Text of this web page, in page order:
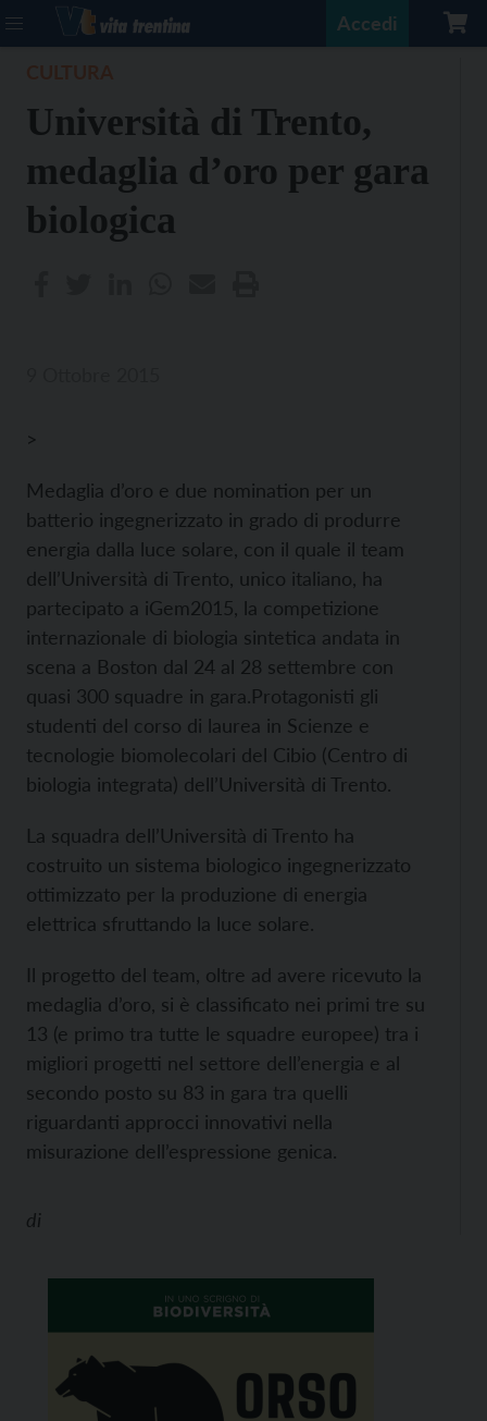
Accedi
Università di Trento,
medaglia d’oro per gara
biologica
>
Medaglia d’oro e due nomination per un
batterio ingegnerizzato in grado di produrre
energia dalla luce solare, con il quale il team
dell’Università di Trento, unico italiano, ha
partecipato a iGem2015, la competizione
internazionale di biologia sintetica andata in
scena a Boston dal 24 al 28 settembre con
quasi 300 squadre in gara.Protagonisti gli
studenti del corso di laurea in Scienze e
tecnologie biomolecolari del Cibio (Centro di
biologia integrata) dell’Università di Trento.
La squadra dell’Università di Trento ha
costruito un sistema biologico ingegnerizzato
ottimizzato per la produzione di energia
elettrica sfruttando la luce solare.
Il progetto del team, oltre ad avere ricevuto la
medaglia d’oro, si è classificato nei primi tre su
13 (e primo tra tutte le squadre europee) tra i
migliori progetti nel settore dell’energia e al
secondo posto su 83 in gara tra quelli
riguardanti approcci innovativi nella
misurazione dell’espressione genica.
di